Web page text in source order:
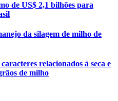
de US$ 2,1 bilhões para
da silagem de milho de
relacionados à seca e
de milho